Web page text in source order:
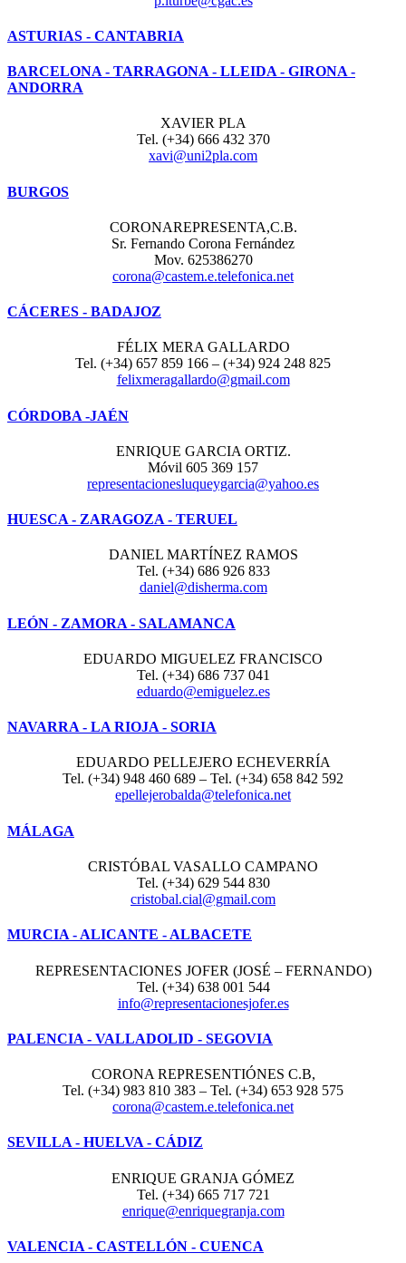
ASTURIAS - CANTABRIA
BARCELONA - TARRAGONA - LLEIDA - GIRONA -
ANDORRA
XAVIER PLA
Tel. (+34) 666 432 370
xavi@uni2pla.com
BURGOS
CORONAREPRESENTA,C.B.
Sr. Fernando Corona Fernández
Mov. 625386270
corona@castem.e.telefonica.net
CÁCERES - BADAJOZ
FÉLIX MERA GALLARDO
Tel. (+34) 657 859 166 – (+34) 924 248 825
felixmeragallardo@gmail.com
CÓRDOBA -JAÉN
ENRIQUE GARCIA ORTIZ.
Móvil 605 369 157
representacionesluqueygarcia@yahoo.es
HUESCA - ZARAGOZA - TERUEL
DANIEL MARTÍNEZ RAMOS
Tel. (+34) 686 926 833
daniel@disherma.com
LEÓN - ZAMORA - SALAMANCA
EDUARDO MIGUELEZ FRANCISCO
Tel. (+34) 686 737 041
eduardo@emiguelez.es
NAVARRA - LA RIOJA - SORIA
EDUARDO PELLEJERO ECHEVERRÍA
Tel. (+34) 948 460 689 – Tel. (+34) 658 842 592
epellejerobalda@telefonica.net
MÁLAGA
CRISTÓBAL VASALLO CAMPANO
Tel. (+34) 629 544 830
cristobal.cial@gmail.com
MURCIA - ALICANTE - ALBACETE
REPRESENTACIONES JOFER (JOSÉ – FERNANDO)
Tel. (+34) 638 001 544
info@representacionesjofer.es
PALENCIA - VALLADOLID - SEGOVIA
CORONA REPRESENTIÓNES C.B,
Tel. (+34) 983 810 383 – Tel. (+34) 653 928 575
corona@castem.e.telefonica.net
SEVILLA - HUELVA - CÁDIZ
ENRIQUE GRANJA GÓMEZ
Tel. (+34) 665 717 721
enrique@enriquegranja.com
VALENCIA - CASTELLÓN - CUENCA